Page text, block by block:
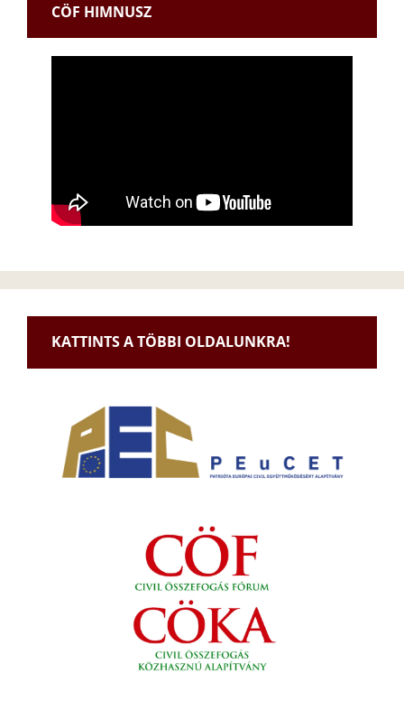
CÖF HIMNUSZ
KATTINTS A TÖBBI OLDALUNKRA!